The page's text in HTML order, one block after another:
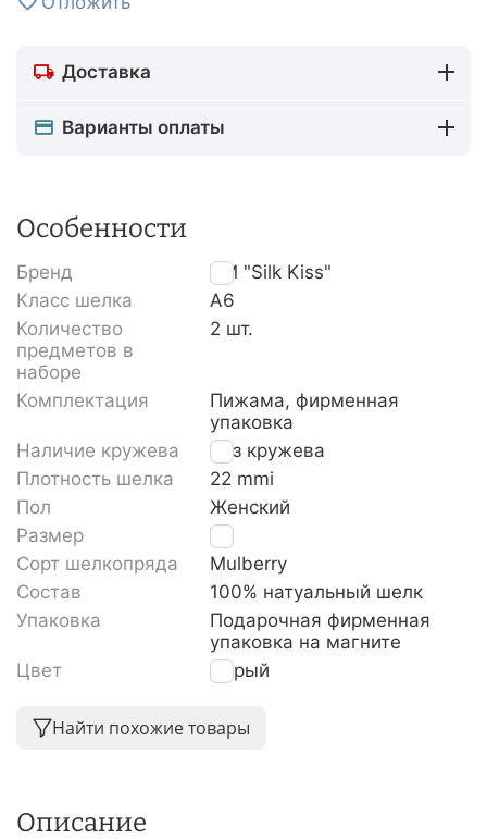
Доставка
Варианты оплаты
Особенности
Бренд
TM "Silk Kiss"
Класс шелка
A6
Количество
предметов в
наборе
2 шт.
Комплектация
Пижама, фирменная
упаковка
Наличие кружева
Без кружева
Плотность шелка
22 mmi
Пол
Женский
Размер
XL
Сорт шелкопряда
Mulberry
Состав
100% натуальный шелк
Упаковка
Подарочная фирменная
упаковка на магните
Цвет
Серый
Найти похожие товары
Описание